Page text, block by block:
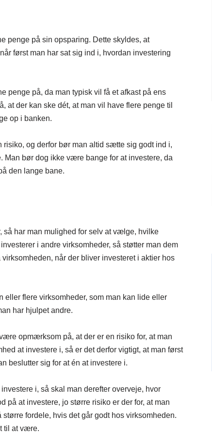
penge på sin opsparing. Dette skyldes, at
først man har sat sig ind i, hvordan investering
penge på, da man typisk vil få et afkast på ens
at der kan ske dét, at man vil have flere penge til
op i banken.
og derfor bør man altid sætte sig godt ind i,
Man bør dog ikke være bange for at investere, da
den lange bane.
så har man mulighed for selv at vælge, hvilke
i andre virksomheder, så støtter man dem
når der bliver investeret i aktier hos
flere virksomheder, som man kan lide eller
har hjulpet andre.
opmærksom på, at der er en risiko for, at man
at investere i, så er det derfor vigtigt, at man først
beslutter sig for at én at investere i.
i, så skal man derefter overveje, hvor
på at investere, jo større risiko er der for, at man
fordele, hvis det går godt hos virksomheden.
til at være.